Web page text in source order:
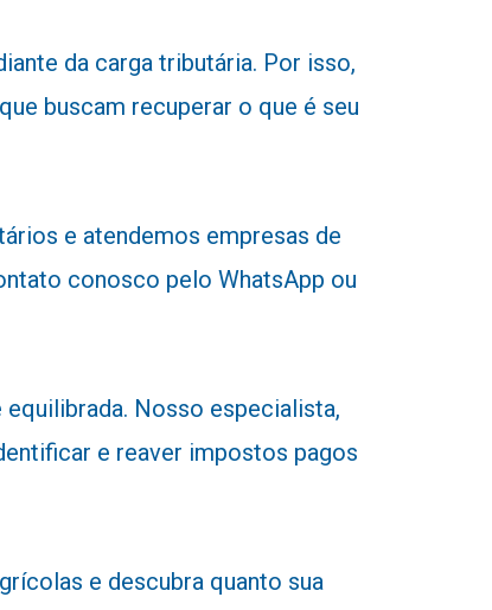
da carga tributária. Por isso,
buscam recuperar o que é seu
e atendemos empresas de
conosco pelo WhatsApp ou
equilibrada. Nosso especialista,
e reaver impostos pagos
e descubra quanto sua